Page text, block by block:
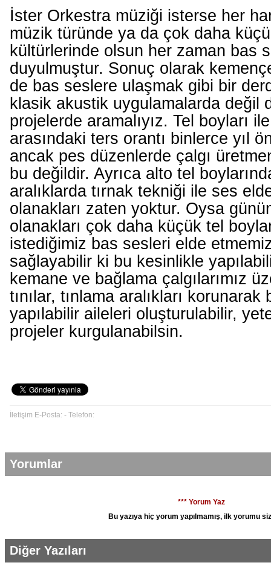
İster Orkestra müziği isterse her
müzik türünde ya da çok daha
kültürlerinde olsun her zaman bas
duyulmuştur. Sonuç olarak
de bas seslere ulaşmak gibi bir
klasik akustik uygulamalarda değil
projelerde aramalıyız. Tel boyları
arasındaki ters orantı binlerce yıl
ancak pes düzenlerde çalgı
bu değildir. Ayrıca alto tel
aralıklarda tırnak tekniği ile ses
olanakları zaten yoktur. Oysa
olanakları çok daha küçük tel
istediğimiz bas sesleri elde
sağlayabilir ki bu kesinlikle
kemane ve bağlama çalgılarımız
tınılar, tınlama aralıkları korunarak
yapılabilir aileleri oluşturulabilir,
projeler kurgulanabilsin.
İletişim E-Posta: - Telefon:
Yorumlar
*** Yorum Yaz
Bu yazıya hiç yorum yapılmamış, ilk yorumu
Diğer Yazıları